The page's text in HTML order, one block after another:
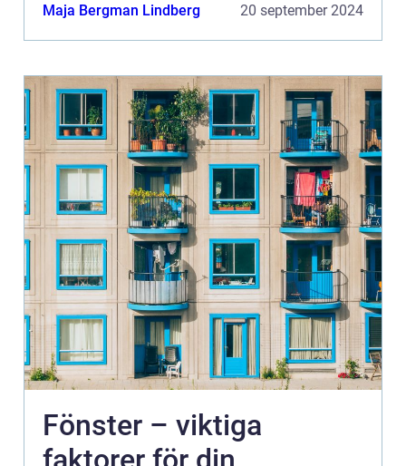
Maja Bergman Lindberg 20 september 2024
Fönster – viktiga